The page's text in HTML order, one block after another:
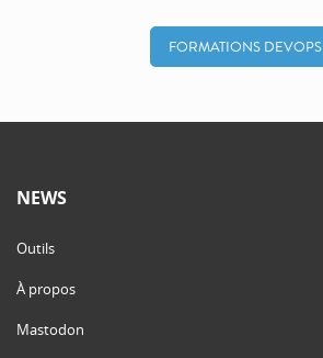
FORMATIONS DEVOPS
NEWS
Outils
À propos
Mastodon